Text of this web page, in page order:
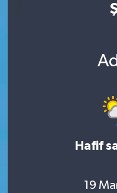
Hafif
19
Son Dakika